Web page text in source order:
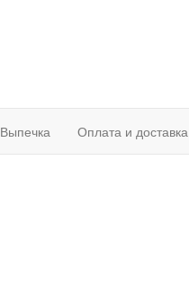
Выпечка Оплата и доставка